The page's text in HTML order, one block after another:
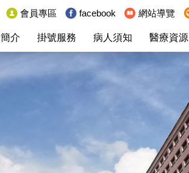
介 掛號服務 病人須知 醫療資源
會員專區 facebook 網站導覽